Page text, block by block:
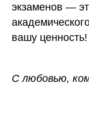
экзаменов —
вашу ценность!
С любовью,